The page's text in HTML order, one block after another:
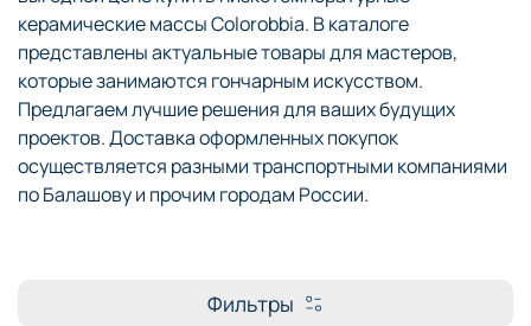
керамические массы Colorobbia. В каталоге
представлены актуальные товары для мастеров,
которые занимаются гончарным искусством.
Предлагаем лучшие решения для ваших будущих
проектов. Доставка оформленных покупок
осуществляется разными транспортными компаниями
по Балашову и прочим городам России.
Фильтры